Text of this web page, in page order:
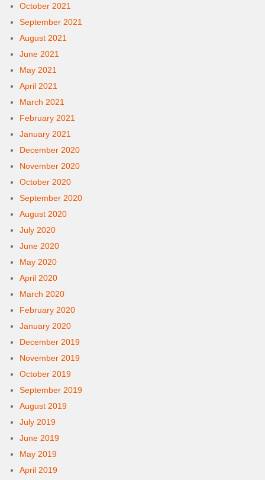
October 2021
September 2021
August 2021
June 2021
May 2021
April 2021
March 2021
February 2021
January 2021
December 2020
November 2020
October 2020
September 2020
August 2020
July 2020
June 2020
May 2020
April 2020
March 2020
February 2020
January 2020
December 2019
November 2019
October 2019
September 2019
August 2019
July 2019
June 2019
May 2019
April 2019